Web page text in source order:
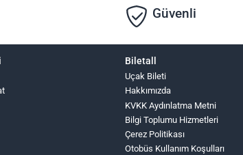
Güvenli
Biletall
Uçak Bileti
Hakkımızda
KVKK Aydınlatma Metni
Bilgi Toplumu Hizmetleri
Çerez Politikası
Otobüs Kullanım Koşulları